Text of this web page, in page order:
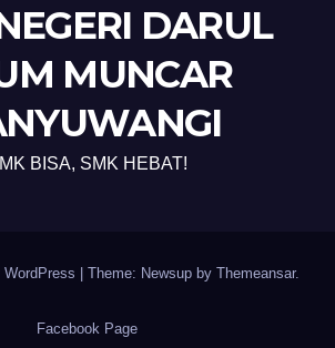
DARUL
MUNCAR
BISA, SMK HEBAT!
WordPress | Theme: Newsup by Themeansar.
Facebook Page